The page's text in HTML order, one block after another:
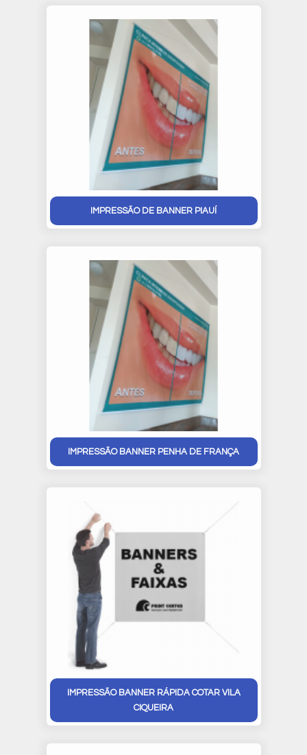
IMPRESSÃO DE BANNER PIAUÍ
IMPRESSÃO BANNER PENHA DE FRANÇA
IMPRESSÃO BANNER RÁPIDA COTAR VILA
CIQUEIRA